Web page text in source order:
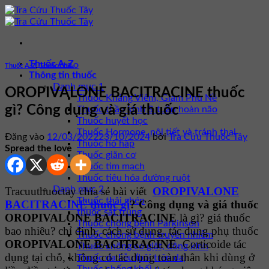
Bỏ
qua
dung
Thuốc A-Z
Thông tin thuốc
Danh mục 1
Thuốc Kháng Viêm, Giảm Phù Nề
Thuốc thần kinh & tuần hoàn não
Thuốc huyết học
Thuốc Hormone, nội tiết và tránh thai
Thuốc hô hấp
Thuốc giãn cơ
Thuốc tim mạch
Thuốc tiêu hóa đường ruột
Danh mục 2
Thuốc thải ghép
thuốc sát trùng
Thuốc chống bệnh Parkinson
Thuốc chống bệnh truyền nhiễm
Thuốc chống co giật, động kinh
Thuốc da liễu (bôi trên da)
Thuốc A-Z,Thuốc Chữ O
OROPIVALONE BACITRACINE thuốc
gì? Công dụng và giá thuốc
Đăng vào 12/03/202223/10/2024 bởiTra Cứu Thuốc Tây
Spread the love
Tracuuthuoctay chia sẻ bài viết OROPIVALONE
BACITRACINE thuốc gì? Công dụng và giá thuốc
OROPIVALONE BACITRACINElà gì? giá thuốc
bao nhiêu? chỉ định, cách sử dụng, tác dụng phụ thuốc
OROPIVALONE BACITRACINE. Corticoide tác
dụng tại chỗ, không có tác dụng toàn thân khi dùng ở